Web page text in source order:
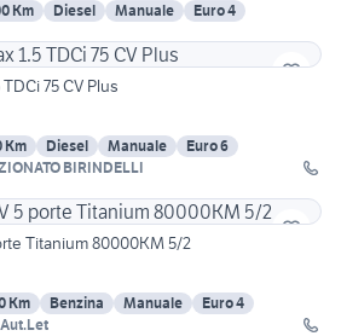
Km Diesel Manuale
Euro 4
75 CV Plus
Km Diesel Manuale
Euro 6
BIRINDELLI
Titanium 80000KM 5/2
Km Benzina Manuale
Euro 4